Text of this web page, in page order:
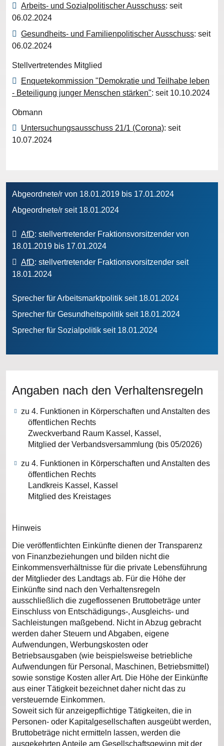
Arbeits- und Sozialpolitischer Ausschuss: seit
06.02.2024
Gesundheits- und Familienpolitischer Ausschuss: seit
06.02.2024
Stellvertretendes Mitglied
Enquetekommission "Demokratie und Teilhabe leben
- Beteiligung junger Menschen stärken": seit 10.10.2024
Obmann
Untersuchungsausschuss 21/1 (Corona): seit
10.07.2024
Abgeordnete/r von 18.01.2019 bis 17.01.2024
Abgeordnete/r seit 18.01.2024
AfD: stellvertretender Fraktionsvorsitzender von
18.01.2019 bis 17.01.2024
AfD: stellvertretender Fraktionsvorsitzender seit
18.01.2024
Sprecher für Arbeitsmarktpolitik seit 18.01.2024
Sprecher für Gesundheitspolitik seit 18.01.2024
Sprecher für Sozialpolitik seit 18.01.2024
Angaben nach den Verhaltensregeln
zu 4. Funktionen in Körperschaften und Anstalten des
öffentlichen Rechts
Zweckverband Raum Kassel, Kassel,
Mitglied der Verbandsversammlung (bis 05/2026)
zu 4. Funktionen in Körperschaften und Anstalten des
öffentlichen Rechts
Landkreis Kassel, Kassel
Mitglied des Kreistages
Hinweis
Die veröffentlichten Einkünfte dienen der Transparenz
von Finanzbeziehungen und bilden nicht die
Einkommensverhältnisse für die private Lebensführung
der Mitglieder des Landtags ab. Für die Höhe der
Einkünfte sind nach den Verhaltensregeln
ausschließlich die zugeflossenen Bruttobeträge unter
Einschluss von Entschädigungs-, Ausgleichs- und
Sachleistungen maßgebend. Nicht in Abzug gebracht
werden daher Steuern und Abgaben, eigene
Aufwendungen, Werbungskosten oder
Betriebsausgaben (wie beispielsweise betriebliche
Aufwendungen für Personal, Maschinen, Betriebsmittel)
sowie sonstige Kosten aller Art. Die Höhe der Einkünfte
aus einer Tätigkeit bezeichnet daher nicht das zu
versteuernde Einkommen.
Soweit sich für anzeigepflichtige Tätigkeiten, die in
Personen- oder Kapitalgesellschaften ausgeübt werden,
Bruttobeträge nicht ermitteln lassen, werden die
ausgekehrten Anteile am Gesellschaftsgewinn mit der